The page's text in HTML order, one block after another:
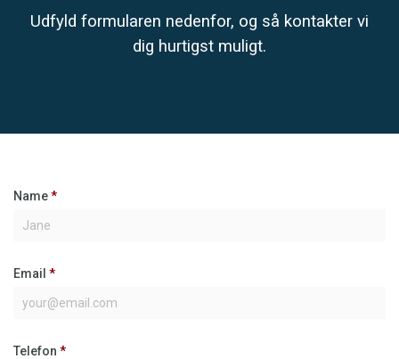
Udfyld formularen nedenfor, og så kontakter vi
dig hurtigst muligt.
Name*
Email *
Telefon *